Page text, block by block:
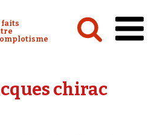
Watch :
faits
chirac